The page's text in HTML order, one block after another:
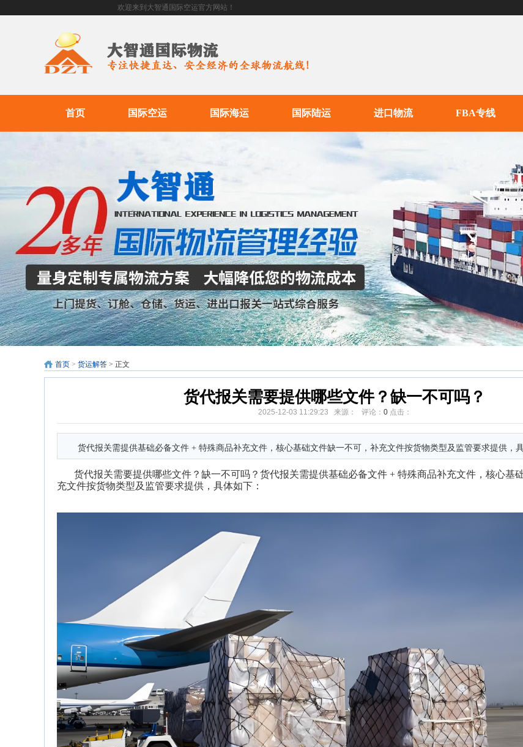
欢迎来到大智通国际空运官方网站！
首页 国际空运 国际海运 国际陆运 进口物流 FBA专线
首页 > 货运解答 > 正文
货代报关需要提供哪些文件？缺一不可吗？
2025-12-03 11:29:23 来源： 评论： 0点击：
货代报关需提供基础必备文件 + 特殊商品补充文件，核心基础文件缺一不可，补充文件按货物类型及监管要求提供，
货代报关需要提供哪些文件？缺一不可吗？ 货代报关需提供基础必备文件 + 特殊商品补充文件，核心基
充文件按货物类型及监管要求提供，具体如下：